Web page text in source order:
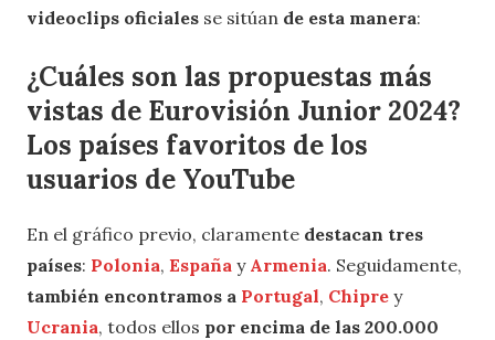
videoclips oficiales se sitúan de esta manera:
¿Cuáles son las propuestas más
vistas de Eurovisión Junior 2024?
Los países favoritos de los
usuarios de YouTube
En el gráfico previo, claramente destacan tres
países: Polonia, España y Armenia. Seguidamente,
también encontramos a Portugal, Chipre y
Ucrania, todos ellos por encima de las 200.000